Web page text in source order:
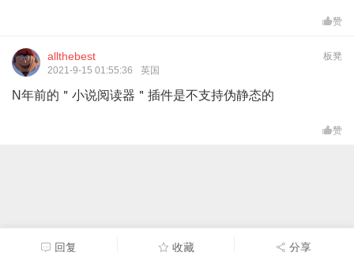
赞
板凳
allthebest
2021-9-15 01:55:36 英国
N年前的＂小说阅读器＂插件是不支持伪静态的
赞
回复 收藏 分享